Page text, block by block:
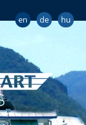
hu
de
en